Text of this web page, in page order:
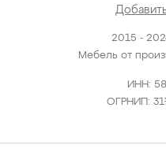
2015 -
Мебель от
ИНН:
ОГРНИП: